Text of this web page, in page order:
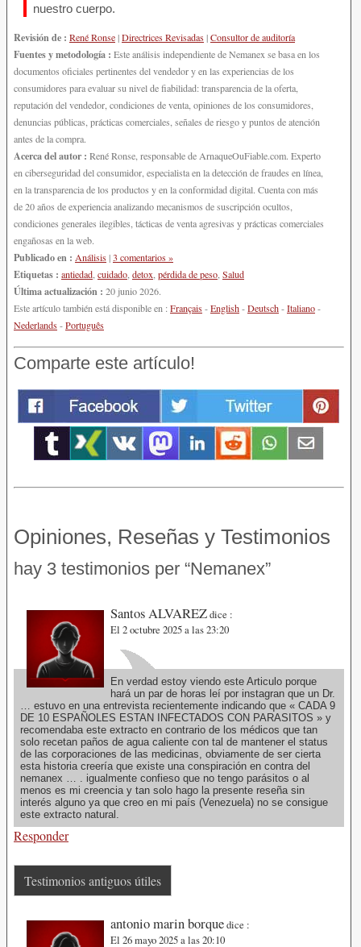
nuestro cuerpo.
Revisión de : René Ronse|Directrices Revisadas|Consultor de auditoría
Fuentes y metodología : Este análisis independiente de Nemanex se basa en los
documentos oficiales pertinentes del vendedor y en las experiencias de los
consumidores para evaluar su nivel de fiabilidad: transparencia de la oferta,
reputación del vendedor, condiciones de venta, opiniones de los consumidores,
denuncias públicas, prácticas comerciales, señales de riesgo y puntos de atención
antes de la compra.
Acerca del autor : René Ronse, responsable de ArnaqueOuFiable.com. Experto
en ciberseguridad del consumidor, especialista en la detección de fraudes en línea,
en la transparencia de los productos y en la conformidad digital. Cuenta con más
de 20 años de experiencia analizando mecanismos de suscripción ocultos,
condiciones generales ilegibles, tácticas de venta agresivas y prácticas comerciales
engañosas en la web.
Publicado en : Análisis|3 comentarios »
Etiquetas : antiedad cuidado detox pérdida de peso Salud
Última actualización : 20 junio 2026.
Este artículo también está disponible en :Français-English-Deutsch-Italiano-
Nederlands-Português
Comparte este artículo!
Opiniones, Reseñas y Testimonios
hay 3 testimonios per “Nemanex”
Santos ALVAREZdice :
El 2 octubre 2025 a las 23:20
En verdad estoy viendo este Articulo porque
hará un par de horas leí por instagran que un Dr.
… estuvo en una entrevista recientemente indicando que « CADA 9
DE 10 ESPAÑOLES ESTAN INFECTADOS CON PARASITOS » y
recomendaba este extracto en contrario de los médicos que tan
solo recetan paños de agua caliente con tal de mantener el status
de las corporaciones de las medicinas, obviamente de ser cierta
esta historia creería que existe una conspiración en contra del
nemanex … . igualmente confieso que no tengo parásitos o al
menos es mi creencia y tan solo hago la presente reseña sin
interés alguno ya que creo en mi país (Venezuela) no se consigue
este extracto natural.
Responder
Testimonios antiguos útiles
antonio marin borquedice :
El 26 mayo 2025 a las 20:10